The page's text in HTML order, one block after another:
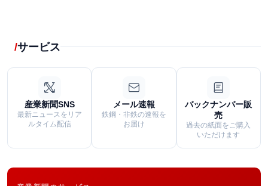
サービス
産業新聞SNS
最新ニュースをリア
ルタイム配信
メール速報
鉄鋼・非鉄の速報を
お届け
バックナンバー販
売
過去の紙面をご購入
いただけます